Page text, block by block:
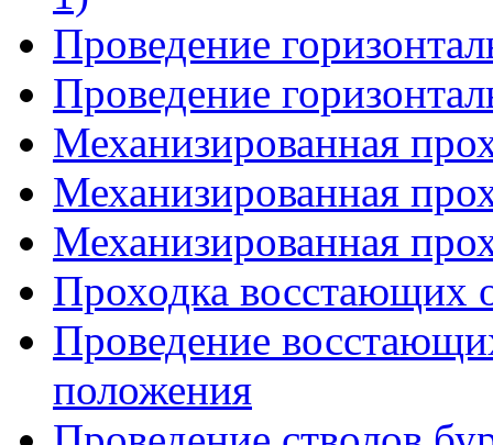
Проведение
Проведение
Механизированная
Механизированная
Механизированная
Проходка восстающих
Проведение
положения